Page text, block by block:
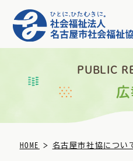
PUBLIC
広
HOME > 名古屋市社協につい